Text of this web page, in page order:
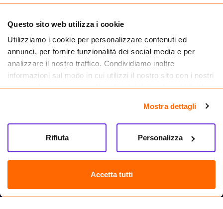
Questo sito web utilizza i cookie
Utilizziamo i cookie per personalizzare contenuti ed
annunci, per fornire funzionalità dei social media e per
analizzare il nostro traffico. Condividiamo inoltre
informazioni sul modo in cui utilizzi il nostro sito con i nostri
partner che si occupano di analisi dei dati web, pubblicità e
informazioni che hai fornito loro o che hanno raccolto dal
tuo utilizzo dei loro servizi.
Mostra dettagli
Accetta tutti
Personalizza
Rifiuta
Farma.it S.a.s. P. IVA 07417261216 REA: NA-884088
CREDITS
Sede legale Via delle Repubbliche Marinare 128, 80147 Napoli